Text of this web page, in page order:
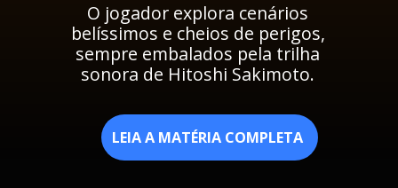
O jogador explora cenários
belíssimos e cheios de perigos,
sempre embalados pela trilha
sonora de Hitoshi Sakimoto.
LEIA A MATÉRIA COMPLETA